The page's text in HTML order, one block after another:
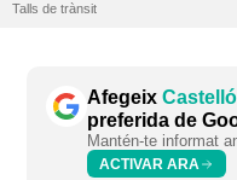
Talls de trànsit
Afegeix
preferida de
Mantén-te informat
ACTIVAR ARA